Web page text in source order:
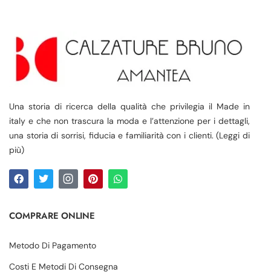
Una storia di ricerca della qualità che privilegia il Made in
italy e che non trascura la moda e l’attenzione per i dettagli,
una storia di sorrisi, fiducia e familiarità con i clienti. (Leggi di
più)
COMPRARE ONLINE
Metodo Di Pagamento
Costi E Metodi Di Consegna